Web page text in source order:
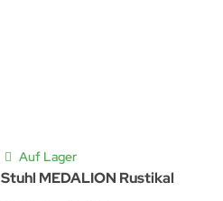
Auf Lager
Stuhl MEDALION Rustikal